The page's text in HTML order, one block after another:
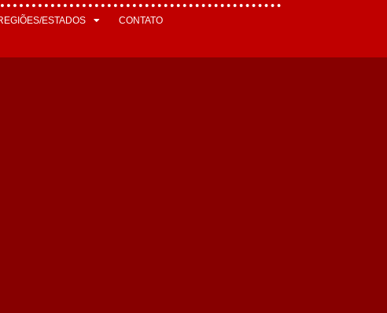
ESTADOS CONTATO